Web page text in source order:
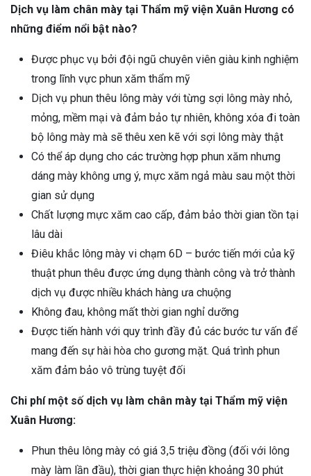
Dịch vụ làm chân mày tại Thẩm mỹ viện Xuân Hương có
những điểm nổi bật nào?
Được phục vụ bởi đội ngũ chuyên viên giàu kinh nghiệm
trong lĩnh vực phun xăm thẩm mỹ
Dịch vụ phun thêu lông mày với từng sợi lông mày nhỏ,
mỏng, mềm mại và đảm bảo tự nhiên, không xóa đi toàn
bộ lông mày mà sẽ thêu xen kẽ với sợi lông mày thật
Có thể áp dụng cho các trường hợp phun xăm nhưng
dáng mày không ưng ý, mực xăm ngả màu sau một thời
gian sử dụng
Chất lượng mực xăm cao cấp, đảm bảo thời gian tồn tại
lâu dài
Điêu khắc lông mày vi chạm 6D – bước tiến mới của kỹ
thuật phun thêu được ứng dụng thành công và trở thành
dịch vụ được nhiều khách hàng ưa chuộng
Không đau, không mất thời gian nghỉ dưỡng
Được tiến hành với quy trình đầy đủ các bước tư vấn để
mang đến sự hài hòa cho gương mặt. Quá trình phun
xăm đảm bảo vô trùng tuyệt đối
Chi phí một số dịch vụ làm chân mày tại Thẩm mỹ viện
Xuân Hương:
Phun thêu lông mày có giá 3,5 triệu đồng (đối với lông
mày làm lần đầu), thời gian thực hiện khoảng 30 phút